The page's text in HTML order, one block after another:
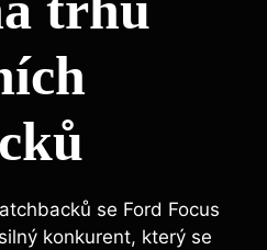
se Ford Focus
konkurent, který se